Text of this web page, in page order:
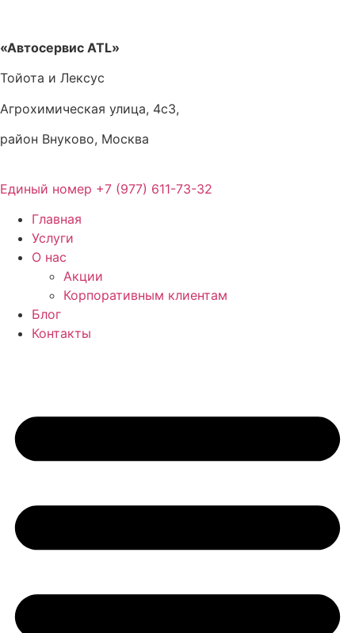
содержимому
«Автосервис ATL»
Тойота и Лексус
Агрохимическая улица, 4с3,
район Внуково, Москва
Единый номер +7 (977) 611-73-32
Главная
Услуги
О нас
Акции
Корпоративным клиентам
Блог
Контакты